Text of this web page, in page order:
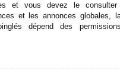
et vous devez le consulter
et les annonces globales,
dépend des